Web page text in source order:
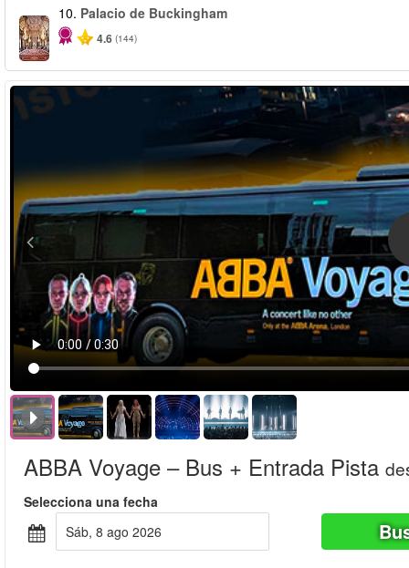
10. Palacio de Buckingham
4.6 (144)
ABBA Voyage – Bus + Entrada Pista
Selecciona una fecha
sáb, 8 ago 2026